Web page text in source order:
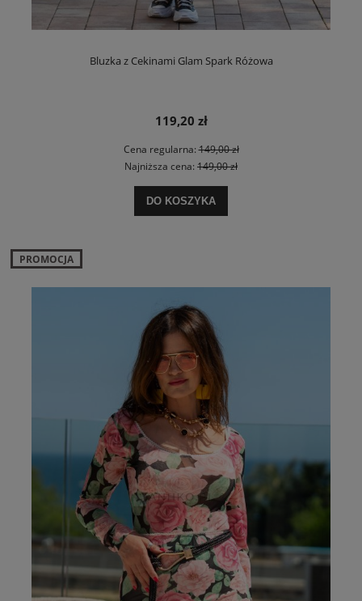
Bluzka z Cekinami Glam Spark Różowa
119,20 zł
Cena regularna:149,00 zł
Najniższa cena: 149,00 zł
DO KOSZYKA
PROMOCJA